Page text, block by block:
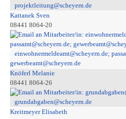
projektleitung@scheyern.de
Kattanek Sven
08441 8064-20
einwohnermeldeamt@scheyern.de;
gewerbeamt@scheyern.de
Knöferl Melanie
08441 8064-26
grundabgaben@scheyern.de
Kreitmeyer Elisabeth